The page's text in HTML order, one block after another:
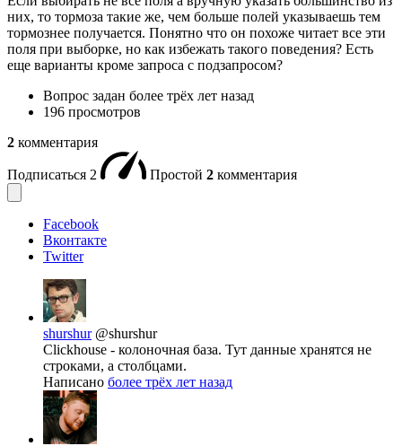
них, то тормоза такие же, чем больше полей указываешь тем
тормознее получается. Понятно что он похоже читает все эти
поля при выборке, но как избежать такого поведения? Есть
еще варианты кроме запроса с подзапросом?
Вопрос задан более трёх лет назад
196 просмотров
2 комментария
Подписаться 2 Простой 2 комментария
Facebook
Вконтакте
Twitter
shurshur @shurshur
Clickhouse - колоночная база. Тут данные хранятся не
строками, а столбцами.
Написано более трёх лет назад